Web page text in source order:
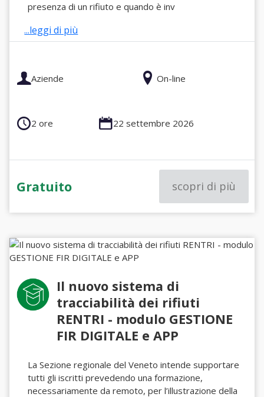
presenza di un rifiuto e quando è inv
...leggi di più
Aziende On-line
2 ore 22 settembre 2026
Gratuito scopri di più
Il nuovo sistema di
tracciabilità dei rifiuti
RENTRI - modulo GESTIONE
FIR DIGITALE e APP
La Sezione regionale del Veneto intende supportare
tutti gli iscritti prevedendo una formazione,
necessariamente da remoto, per l’illustrazione della